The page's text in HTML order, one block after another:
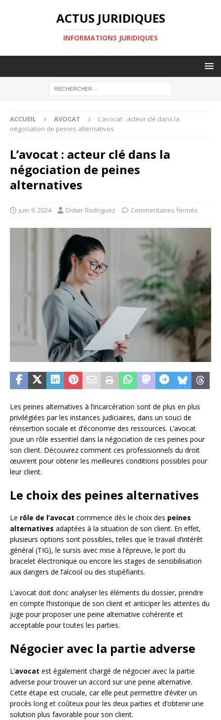
ACTUS JURIDIQUES
INFORMATIONS JURIDIQUES
ACCUEIL AVOCAT
L’avocat : acteur clé dans la
négociation de peines alternatives
L’avocat : acteur clé dans la
négociation de peines
alternatives
juin 9, 2024 Didier Rodriguez Commentaires fermés
Les peines alternatives à l’incarcération sont de plus en plus
privilégiées par les instances judiciaires, dans un souci de
réinsertion sociale et d’économie des ressources. L’avocat
joue un rôle essentiel dans la négociation de ces peines pour
son client. Découvrez comment ces professionnels du droit
œuvrent pour obtenir les meilleures conditions possibles pour
leur client.
Le choix des peines alternatives
Le rôle de l’avocat commence dès le choix des peines
alternatives adaptées à la situation de son client. En effet,
plusieurs options sont possibles, telles que le travail d’intérêt
général (TIG), le sursis avec mise à l’épreuve, le port du
bracelet électronique ou encore les stages de sensibilisation
aux dangers de l’alcool ou des stupéfiants.
L’avocat doit donc analyser les éléments du dossier, prendre
en compte l’historique de son client et anticiper les attentes du
juge pour proposer une peine alternative cohérente et
acceptable pour toutes les parties.
Négocier avec la partie adverse
L’avocat est également chargé de négocier avec la partie
adverse pour trouver un accord sur une peine alternative.
Cette étape est cruciale, car elle peut permettre d’éviter un
procès long et coûteux pour les deux parties et d’obtenir une
solution plus favorable pour son client.